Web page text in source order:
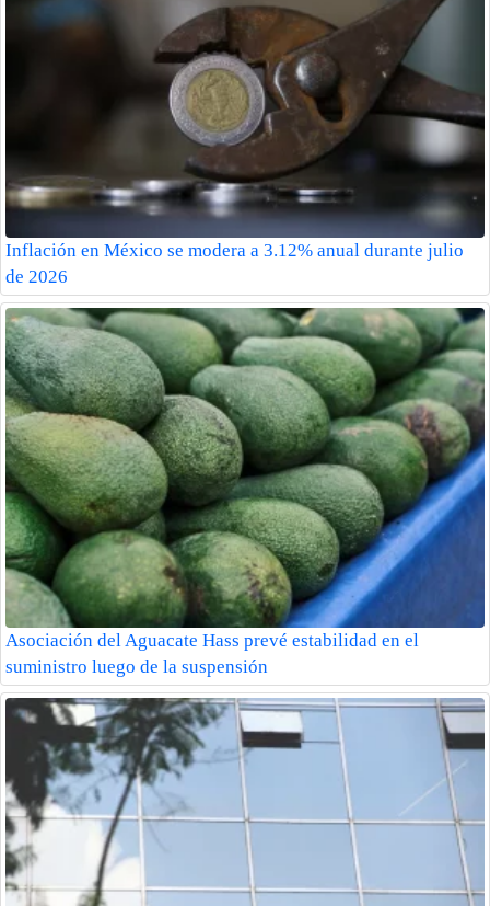
Inflación en México se modera a 3.12% anual durante julio
de 2026
Asociación del Aguacate Hass prevé estabilidad en el
suministro luego de la suspensión